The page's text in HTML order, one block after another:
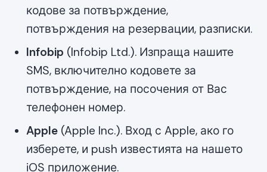
кодове за потвърждение,
потвърждения на резервации, разписки.
Infobip (Infobip Ltd.). Изпраща нашите
SMS, включително кодовете за
потвърждение, на посочения от Вас
телефонен номер.
Apple (Apple Inc.). Вход с Apple, ако го
изберете, и push известията на нашето
iOS приложение.